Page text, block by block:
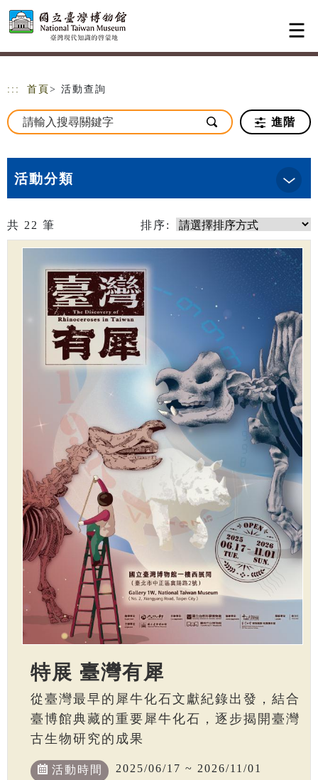
跳到主要內容
網站導覽
::: 首頁 > 活動查詢
進階
活動分類
共 22 筆 排序:
特展 臺灣有犀
從臺灣最早的犀牛化石文獻紀錄出發，結合
臺博館典藏的重要犀牛化石，逐步揭開臺灣
古生物研究的成果
活動時間 2025/06/17 ~ 2026/11/01